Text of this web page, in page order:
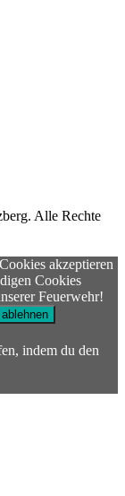
Alle Rechte
akzeptieren
Cookies
Feuerwehr!
indem du den